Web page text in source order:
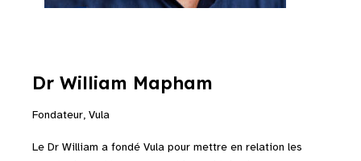
Dr William Mapham
Fondateur, Vula
Le Dr William a fondé Vula pour mettre en relation les